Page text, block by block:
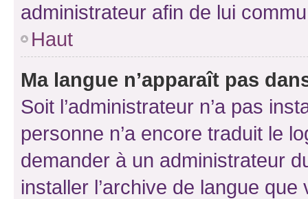
administrateur afin de lui
Haut
Ma langue n’apparaît pas
Soit l’administrateur n’a pas
personne n’a encore traduit le
demander à un administrateur
installer l’archive de langue